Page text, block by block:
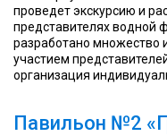
проведет экскурсию и
представителях водной
разработано множество
участием
организация
Павильон №2
построен
в
1954
году
как
Кавказ»
После
перехода
ВДНХ
СССР
принцип
народного
хозяйства
-
выставочный
комплекс
районе
построен
в
1954
году
как
Кавказ»
После
перехода
ВДНХ
СССР
принцип
народного
хозяйства
-
выставочный
комплекс
районе